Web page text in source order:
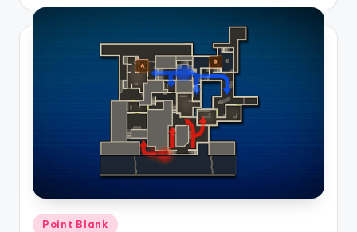
Posted
Point Blank